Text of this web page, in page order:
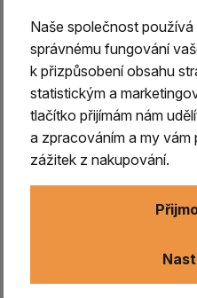
Stojánek /kov,
- vysoký
pálení vonných tyčinek, má
Naše společnost používá
správnému fungování
k přizpůsobení obsahu
statistickým a
tlačítko přijímám nám
a zpracováním a my vám
zážitek z nakupování.